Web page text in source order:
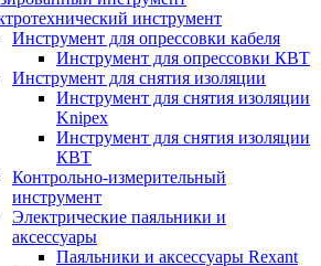
инструмент
Инструмент для опрессовки кабеля
Инструмент для опрессовки КВТ
Инструмент для снятия изоляции
Инструмент для снятия изоляции
Knipex
Инструмент для снятия изоляции
КВТ
Контрольно-измерительный
инструмент
Электрические паяльники и
аксессуары
Паяльники и аксессуары Rexant